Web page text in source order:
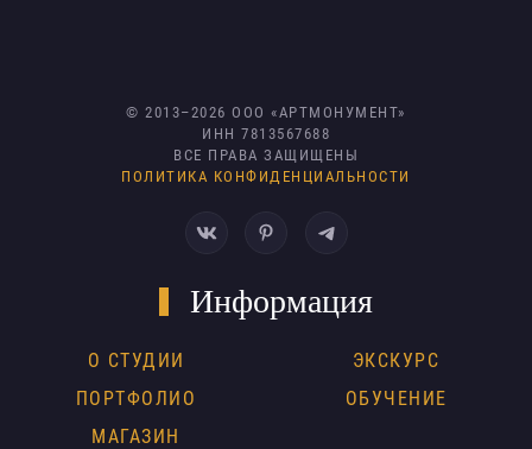
© 2013–2026 ООО «АРТМОНУМЕНТ»
ИНН 7813567688
ВСЕ ПРАВА ЗАЩИЩЕНЫ
ПОЛИТИКА КОНФИДЕНЦИАЛЬНОСТИ
Информация
О СТУДИИ
ПОРТФОЛИО
МАГАЗИН
ЭКСКУРС
ОБУЧЕНИЕ